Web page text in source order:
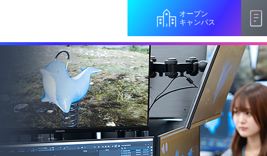
オープン
キャンパス